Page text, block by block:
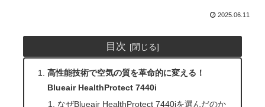
2025.06.11
目次
高性能技術で空気の質を革命的に変える！
Blueair HealthProtect 7440i
なぜBlueair HealthProtect 7440iを選んだのか